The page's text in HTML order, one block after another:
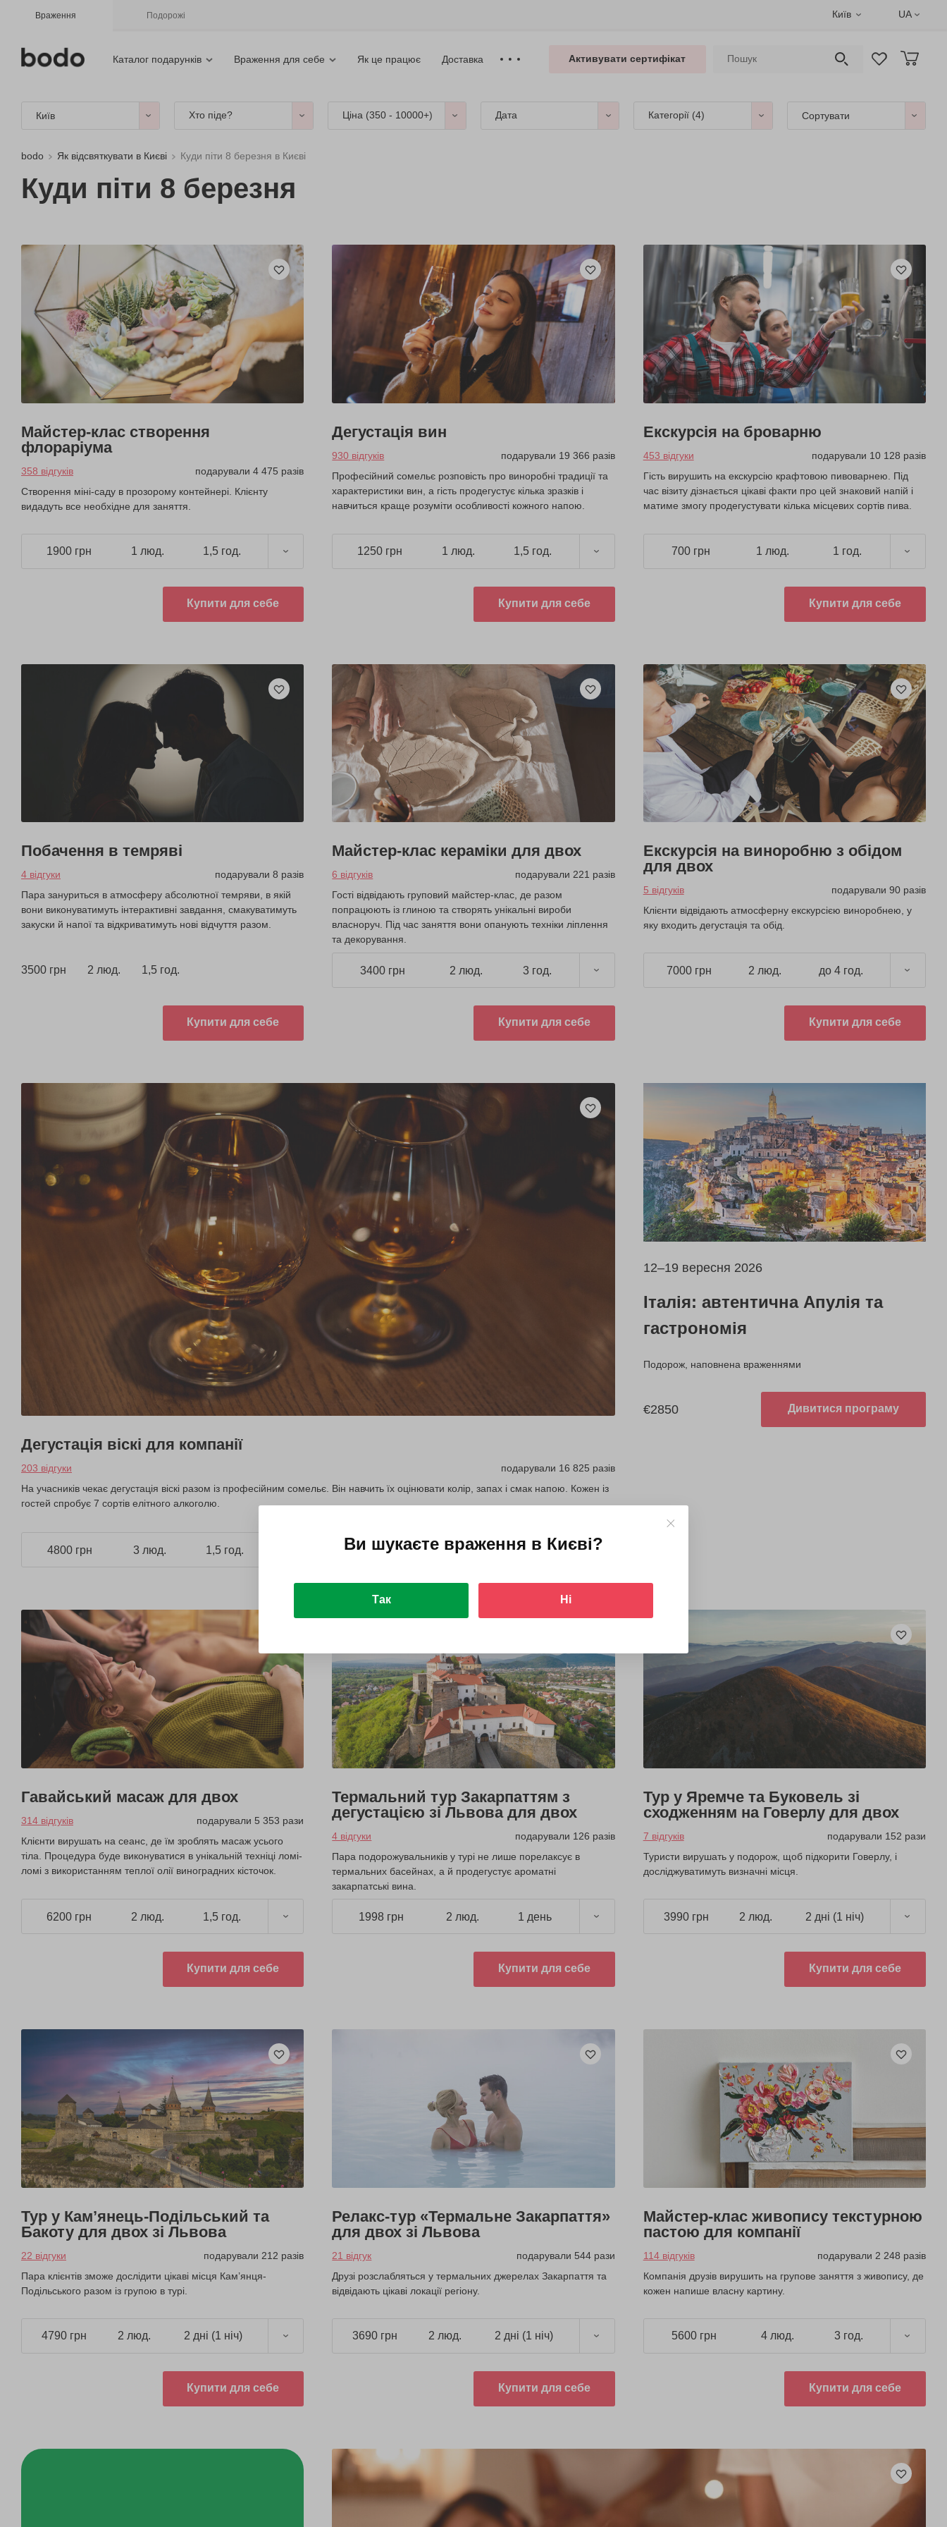
Враження Подорожі Київ UA
Каталог подарунків Враження для себе Як це працює Доставка Активувати сертифікат
Київ Хто піде? Ціна (350 - 10000+) Дата Категорії (4) Сортувати
bodo Як відсвяткувати в Києві Куди піти 8 березня в Києві
Куди піти 8 березня
Майстер-клас створення
флораріума
358 відгуків
подарували 4 475 разів
Створення міні-саду в прозорому контейнері. Клієнту
видадуть все необхідне для заняття.
1900 грн 1 люд. 1,5 год.
Купити для себе
Дегустація вин
930 відгуків
подарували 19 366 разів
Професійний сомельє розповість про виноробні традиції та
характеристики вин, а гість продегустує кілька зразків і
навчиться краще розуміти особливості кожного напою.
1250 грн 1 люд. 1,5 год.
Купити для себе
Екскурсія на броварню
453 відгуки
подарували 10 128 разів
Гість вирушить на екскурсію крафтовою пивоварнею. Під
час візиту дізнається цікаві факти про цей знаковий напій і
матиме змогу продегустувати кілька місцевих сортів пива.
700 грн 1 люд. 1 год.
Купити для себе
Побачення в темряві
4 відгуки
подарували 8 разів
Пара зануриться в атмосферу абсолютної темряви, в якій
вони виконуватимуть інтерактивні завдання, смакуватимуть
закуски й напої та відкриватимуть нові відчуття разом.
3500 грн 2 люд. 1,5 год.
Купити для себе
Майстер-клас кераміки для двох
6 відгуків
подарували 221 разів
Гості відвідають груповий майстер-клас, де разом
попрацюють із глиною та створять унікальні вироби
власноруч. Під час заняття вони опанують техніки ліплення
та декорування.
3400 грн 2 люд. 3 год.
Купити для себе
Екскурсія на виноробню з обідом
для двох
5 відгуків
подарували 90 разів
Клієнти відвідають атмосферну екскурсією виноробнею, у
яку входить дегустація та обід.
7000 грн 2 люд. до 4 год.
Купити для себе
Дегустація віскі для компанії
203 відгуки
подарували 16 825 разів
На учасників чекає дегустація віскі разом із професійним сомельє. Він навчить їх оцінювати колір, запах і смак напою. Кожен із
гостей спробує 7 сортів елітного алкоголю.
4800 грн 3 люд. 1,5 год. Купити для себе
12–19 вересня 2026
Італія: автентична Апулія та
гастрономія
Подорож, наповнена враженнями
€2850 Дивитися програму
Гавайський масаж для двох
314 відгуків
подарували 5 353 рази
Клієнти вирушать на сеанс, де їм зроблять масаж усього
тіла. Процедура буде виконуватися в унікальній техніці ломі-
ломі з використанням теплої олії виноградних кісточок.
6200 грн 2 люд. 1,5 год.
Купити для себе
Термальний тур Закарпаттям з
дегустацією зі Львова для двох
4 відгуки
подарували 126 разів
Пара подорожувальників у турі не лише порелаксує в
термальних басейнах, а й продегустує ароматні
закарпатські вина.
1998 грн 2 люд. 1 день
Купити для себе
Тур у Яремче та Буковель зі
сходженням на Говерлу для двох
7 відгуків
подарували 152 рази
Туристи вирушать у подорож, щоб підкорити Говерлу, і
досліджуватимуть визначні місця.
3990 грн 2 люд. 2 дні (1 ніч)
Купити для себе
Тур у Кам’янець-Подільський та
Бакоту для двох зі Львова
22 відгуки
подарували 212 разів
Пара клієнтів зможе дослідити цікаві місця Кам’янця-
Подільського разом із групою в турі.
4790 грн 2 люд. 2 дні (1 ніч)
Купити для себе
Релакс-тур «Термальне Закарпаття»
для двох зі Львова
21 відгук
подарували 544 рази
Друзі розслабляться у термальних джерелах Закарпаття та
відвідають цікаві локації регіону.
3690 грн 2 люд. 2 дні (1 ніч)
Купити для себе
Майстер-клас живопису текстурною
пастою для компанії
114 відгуків
подарували 2 248 разів
Компанія друзів вирушить на групове заняття з живопису, де
кожен напише власну картину.
5600 грн 4 люд. 3 год.
Купити для себе
Ви шукаєте враження в Києві?
Так Ні